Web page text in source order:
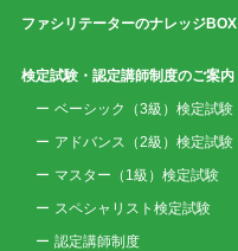
ファシリテーターのナレッジBOX
検定試験・認定講師制度のご案内
ベーシック（3級）検定試験
アドバンス（2級）検定試験
マスター（1級）検定試験
スペシャリスト検定試験
認定講師制度